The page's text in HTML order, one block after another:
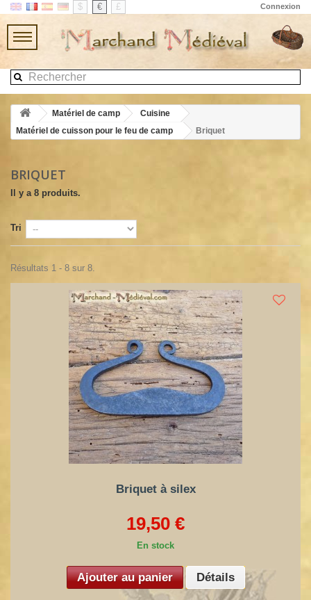
Connexion
$ € £
Matériel de camp
Cuisine
Matériel de cuisson pour le feu de camp
Briquet
BRIQUET
Il y a 8 produits.
Tri
Résultats 1 - 8 sur 8.
Briquet à silex
19,50 €
En stock
Ajouter au panier Détails